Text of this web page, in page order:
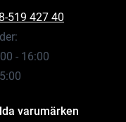
519 427 40
- 16:00
varumärken